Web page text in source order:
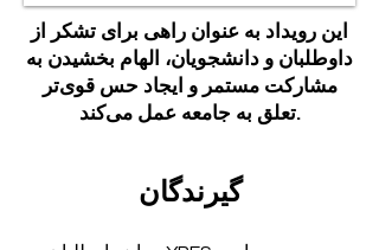
این رویداد به عنوان راهی برای تشکر از
داوطلبان و دانشجویان، الهام بخشیدن به
مشارکت مستمر و ایجاد حس قوی‌تر
تعلق به جامعه عمل می‌کند.
گیرندگان